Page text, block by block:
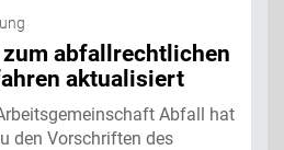
abfallrechtlichen
aktualisiert
Abfall hat
den Vorschriften des